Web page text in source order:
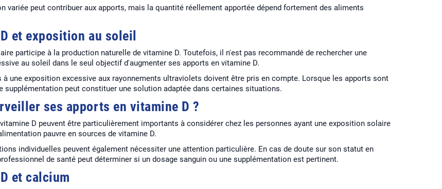
variée peut contribuer aux apports, mais la quantité réellement apportée dépend fortement des aliments
et exposition au soleil
participe à la production naturelle de vitamine D. Toutefois, il n'est pas recommandé de rechercher une
au soleil dans le seul objectif d'augmenter ses apports en vitamine D.
à une exposition excessive aux rayonnements ultraviolets doivent être pris en compte. Lorsque les apports sont
supplémentation peut constituer une solution adaptée dans certaines situations.
ses apports en vitamine D ?
D peuvent être particulièrement importants à considérer chez les personnes ayant une exposition solaire
pauvre en sources de vitamine D.
individuelles peuvent également nécessiter une attention particulière. En cas de doute sur son statut en
de santé peut déterminer si un dosage sanguin ou une supplémentation est pertinent.
et calcium